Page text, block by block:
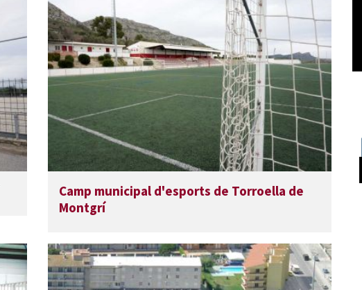
Camp municipal d'esports de Torroella de
Montgrí